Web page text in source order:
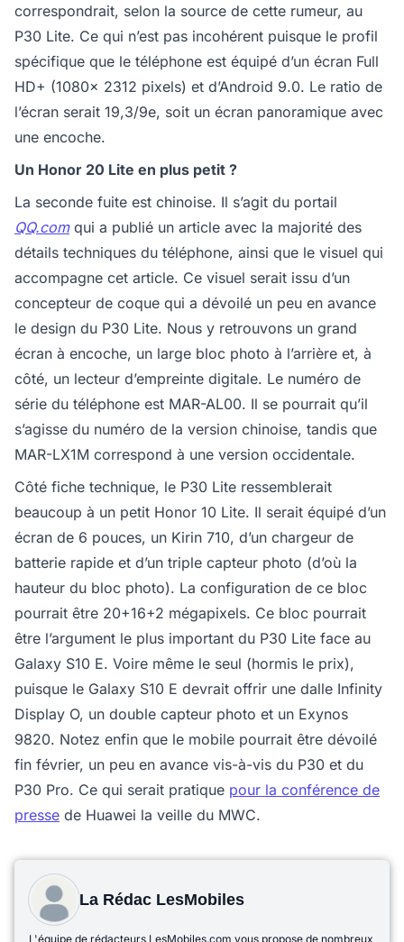
correspondrait, selon la source de cette rumeur, au
P30 Lite. Ce qui n’est pas incohérent puisque le profil
spécifique que le téléphone est équipé d’un écran Full
HD+ (1080x 2312 pixels) et d’Android 9.0. Le ratio de
l’écran serait 19,3/9e, soit un écran panoramique avec
une encoche.
Un Honor 20 Lite en plus petit ?
La seconde fuite est chinoise. Il s’agit du portail
QQ.comqui a publié un article avec la majorité des
détails techniques du téléphone, ainsi que le visuel qui
accompagne cet article. Ce visuel serait issu d’un
concepteur de coque qui a dévoilé un peu en avance
le design du P30 Lite. Nous y retrouvons un grand
écran à encoche, un large bloc photo à l’arrière et, à
côté, un lecteur d’empreinte digitale. Le numéro de
série du téléphone est MAR-AL00. Il se pourrait qu’il
s’agisse du numéro de la version chinoise, tandis que
MAR-LX1M correspond à une version occidentale.
Côté fiche technique, le P30 Lite ressemblerait
beaucoup à un petit Honor 10 Lite. Il serait équipé d’un
écran de 6 pouces, un Kirin 710, d’un chargeur de
batterie rapide et d’un triple capteur photo (d’où la
hauteur du bloc photo). La configuration de ce bloc
pourrait être 20+16+2 mégapixels. Ce bloc pourrait
être l’argument le plus important du P30 Lite face au
Galaxy S10 E. Voire même le seul (hormis le prix),
puisque le Galaxy S10 E devrait offrir une dalle Infinity
Display O, un double capteur photo et un Exynos
9820. Notez enfin que le mobile pourrait être dévoilé
fin février, un peu en avance vis-à-vis du P30 et du
P30 Pro. Ce qui serait pratique pour la conférence de
presse de Huawei la veille du MWC.
La Rédac LesMobiles
L'équipe de rédacteurs LesMobiles.com vous propose de nombreux